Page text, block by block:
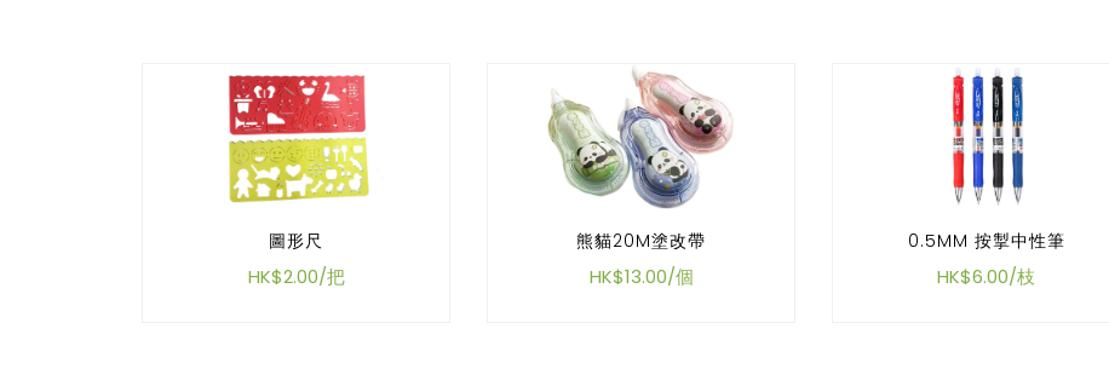
圖形尺
HK$2.00/把
熊貓20M塗改帶
HK$13.00/個
0.5MM 按掣中性筆
HK$6.00/枝